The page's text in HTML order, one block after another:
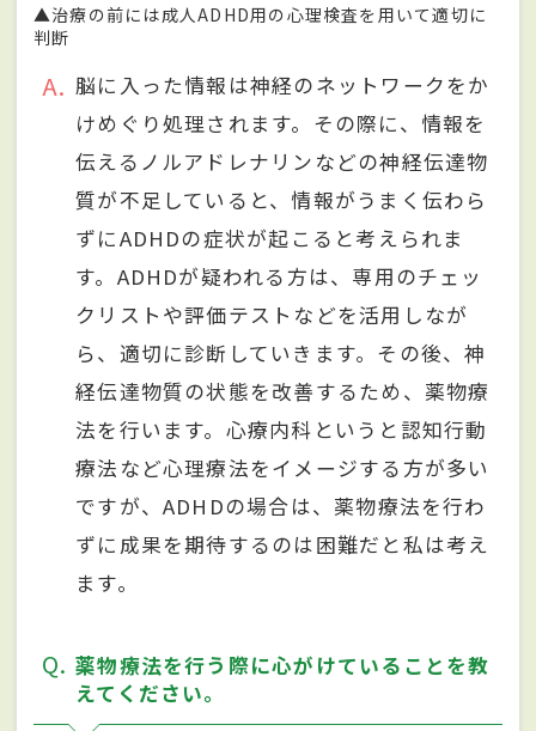
▲治療の前には成人ADHD用の心理検査を用いて適切に
判断
A
脳に入った情報は神経のネットワークをか
けめぐり処理されます。その際に、情報を
伝えるノルアドレナリンなどの神経伝達物
質が不足していると、情報がうまく伝わら
ずにADHDの症状が起こると考えられま
す。ADHDが疑われる方は、専用のチェッ
クリストや評価テストなどを活用しなが
ら、適切に診断していきます。その後、神
経伝達物質の状態を改善するため、薬物療
法を行います。心療内科というと認知行動
療法など心理療法をイメージする方が多い
ですが、ADHDの場合は、薬物療法を行わ
ずに成果を期待するのは困難だと私は考え
ます。
Q
薬物療法を行う際に心がけていることを教
えてください。